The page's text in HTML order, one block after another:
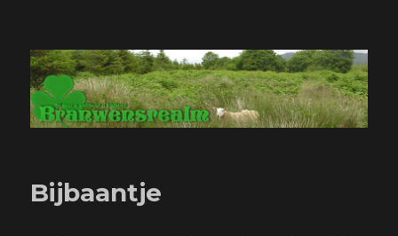
Branwensrealm.com
Bijbaantje